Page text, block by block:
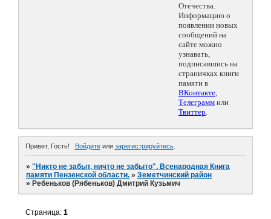
Отечества.
Информацию о
появлении новых
сообщений на
сайте можно
узнавать,
подписавшись на
страничках книги
памяти в
ВКонтакте,
Телеграмм или
Твиттер.
Привет, Гость! Войдитеили зарегистрируйтесь.
»"Никто не забыт, ничто не забыто". Всенародная Книга
памяти Пензенской области. »Земетчинский район
» Ребеньков (Рябеньков) Дмитрий Кузьмич
Страница:1